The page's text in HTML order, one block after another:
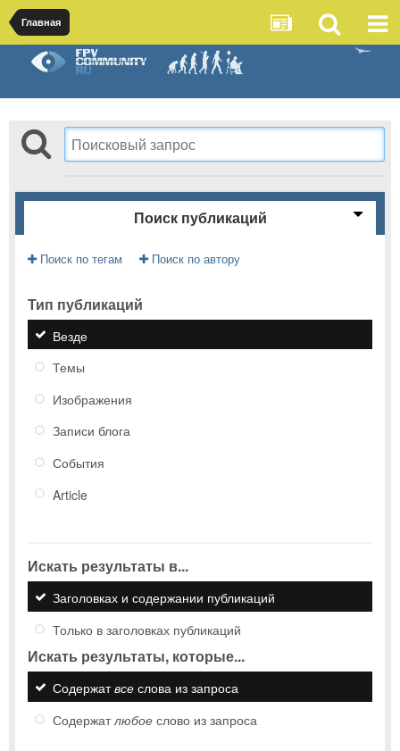
Главная
Поиск публикаций
Поиск по тегам Поиск по автору
Тип публикаций
Везде
Темы
Изображения
Записи блога
События
Article
Искать результаты в...
Заголовках и содержании публикаций
Только в заголовках публикаций
Искать результаты, которые...
Содержатвсе слова из запроса
Содержатлюбое слово из запроса